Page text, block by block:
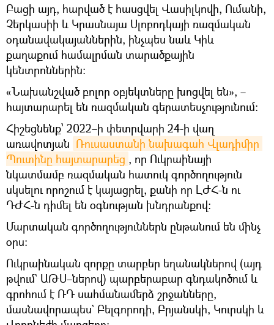
Բացի այդ, հարված է հասցվել Վասիլկովի, Ումանի,
Չերկասիի և Կրասնայա Սլոբոդկայի ռազմական
օդանավակայաններին, ինչպես նաև Կիև
քաղաքում համալրման տարածքային
կենտրոններին։
«Նախանշված բոլոր օբյեկտները խոցվել են», –
հայտարարել են ռազմական գերատեսչությունում:
Հիշեցնենք՝ 2022–ի փետրվարի 24-ի վաղ
առավոտյան Ռուսաստանի նախագահ Վլադիմիր
Պուտինը հայտարարեց , որ Ուկրաինայի
նկատմամբ ռազմական հատուկ գործողություն
սկսելու որոշում է կայացրել, քանի որ ԼԺՀ-ն ու
ԴԺՀ-ն դիմել են օգնության խնդրանքով։
Մարտական գործողություններն ընթանում են մինչ
օրս։
Ուկրաինական զորքը տարբեր եղանակներով (այդ
թվում` ԱԹՍ–ներով) պարբերաբար գնդակոծում և
գրոհում է ՌԴ սահմանամերձ շրջանները,
մասնավորապես` Բելգորոդի, Բրյանսկի, Կուրսկի և